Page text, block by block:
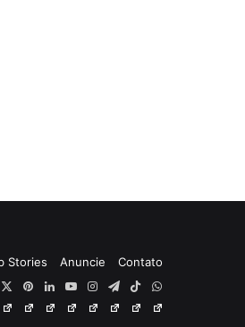
Stories Anuncie
Contato
X PinterestLinkedinYouTubeInstagram
Telegram
TikTokWhatsApp